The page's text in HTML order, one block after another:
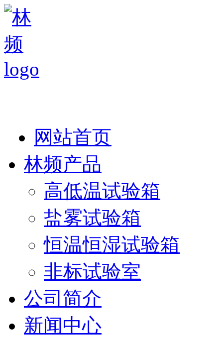
网站首页
林频产品
高低温试验箱
盐雾试验箱
恒温恒湿试验箱
非标试验室
公司简介
新闻中心